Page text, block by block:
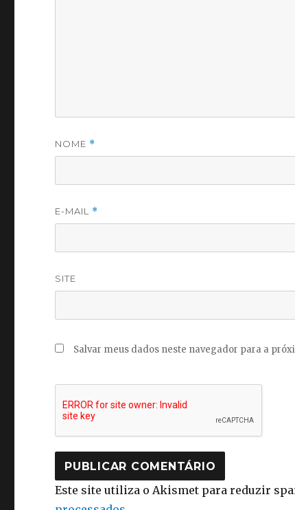
NOME *
E-MAIL *
SITE
Salvar meus dados neste navegador para a
Este site utiliza o Akismet para reduzir